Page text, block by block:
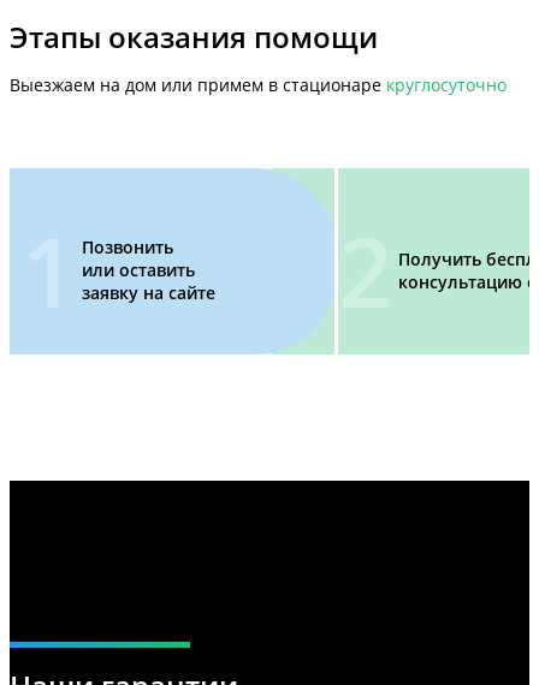
Этапы оказания помощи
Выезжаем на дом или примем в стационаре круглосуточно
Позвонить
или оставить
заявку на сайте
Получить
консультацию